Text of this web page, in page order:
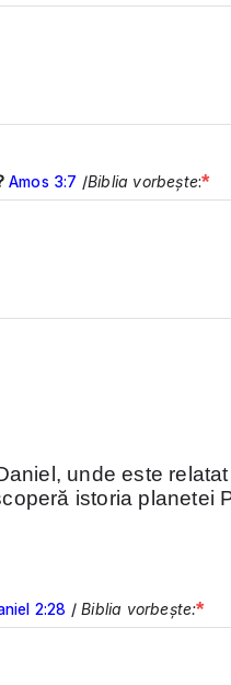
Amos 3:7 /Biblia vorbește:*
unde este
istoria planetei
2:28 /Biblia vorbește:*